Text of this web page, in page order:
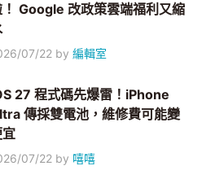
！ Google 改政策雲端福利又縮
07/22 by編輯室
27 程式碼先爆雷！iPhone
傳採雙電池，維修費可能變
07/22 by 嘻嘻